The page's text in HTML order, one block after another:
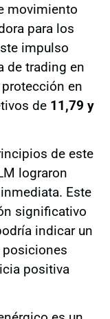
movimiento
para los
impulso
de trading en
en
de 11,79 y
de este
lograron
Este
significativo
indicar un
positiva